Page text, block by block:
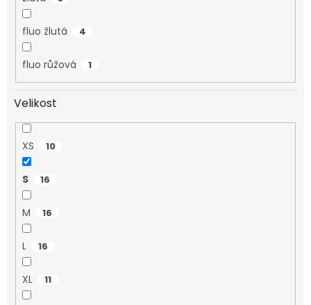
fluo žlutá 4
fluo růžová 1
Velikost
XS 10
S 16
M 16
L 16
XL 11